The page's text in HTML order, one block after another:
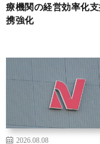
療機関の経営効率化
携強化
2026.08.08